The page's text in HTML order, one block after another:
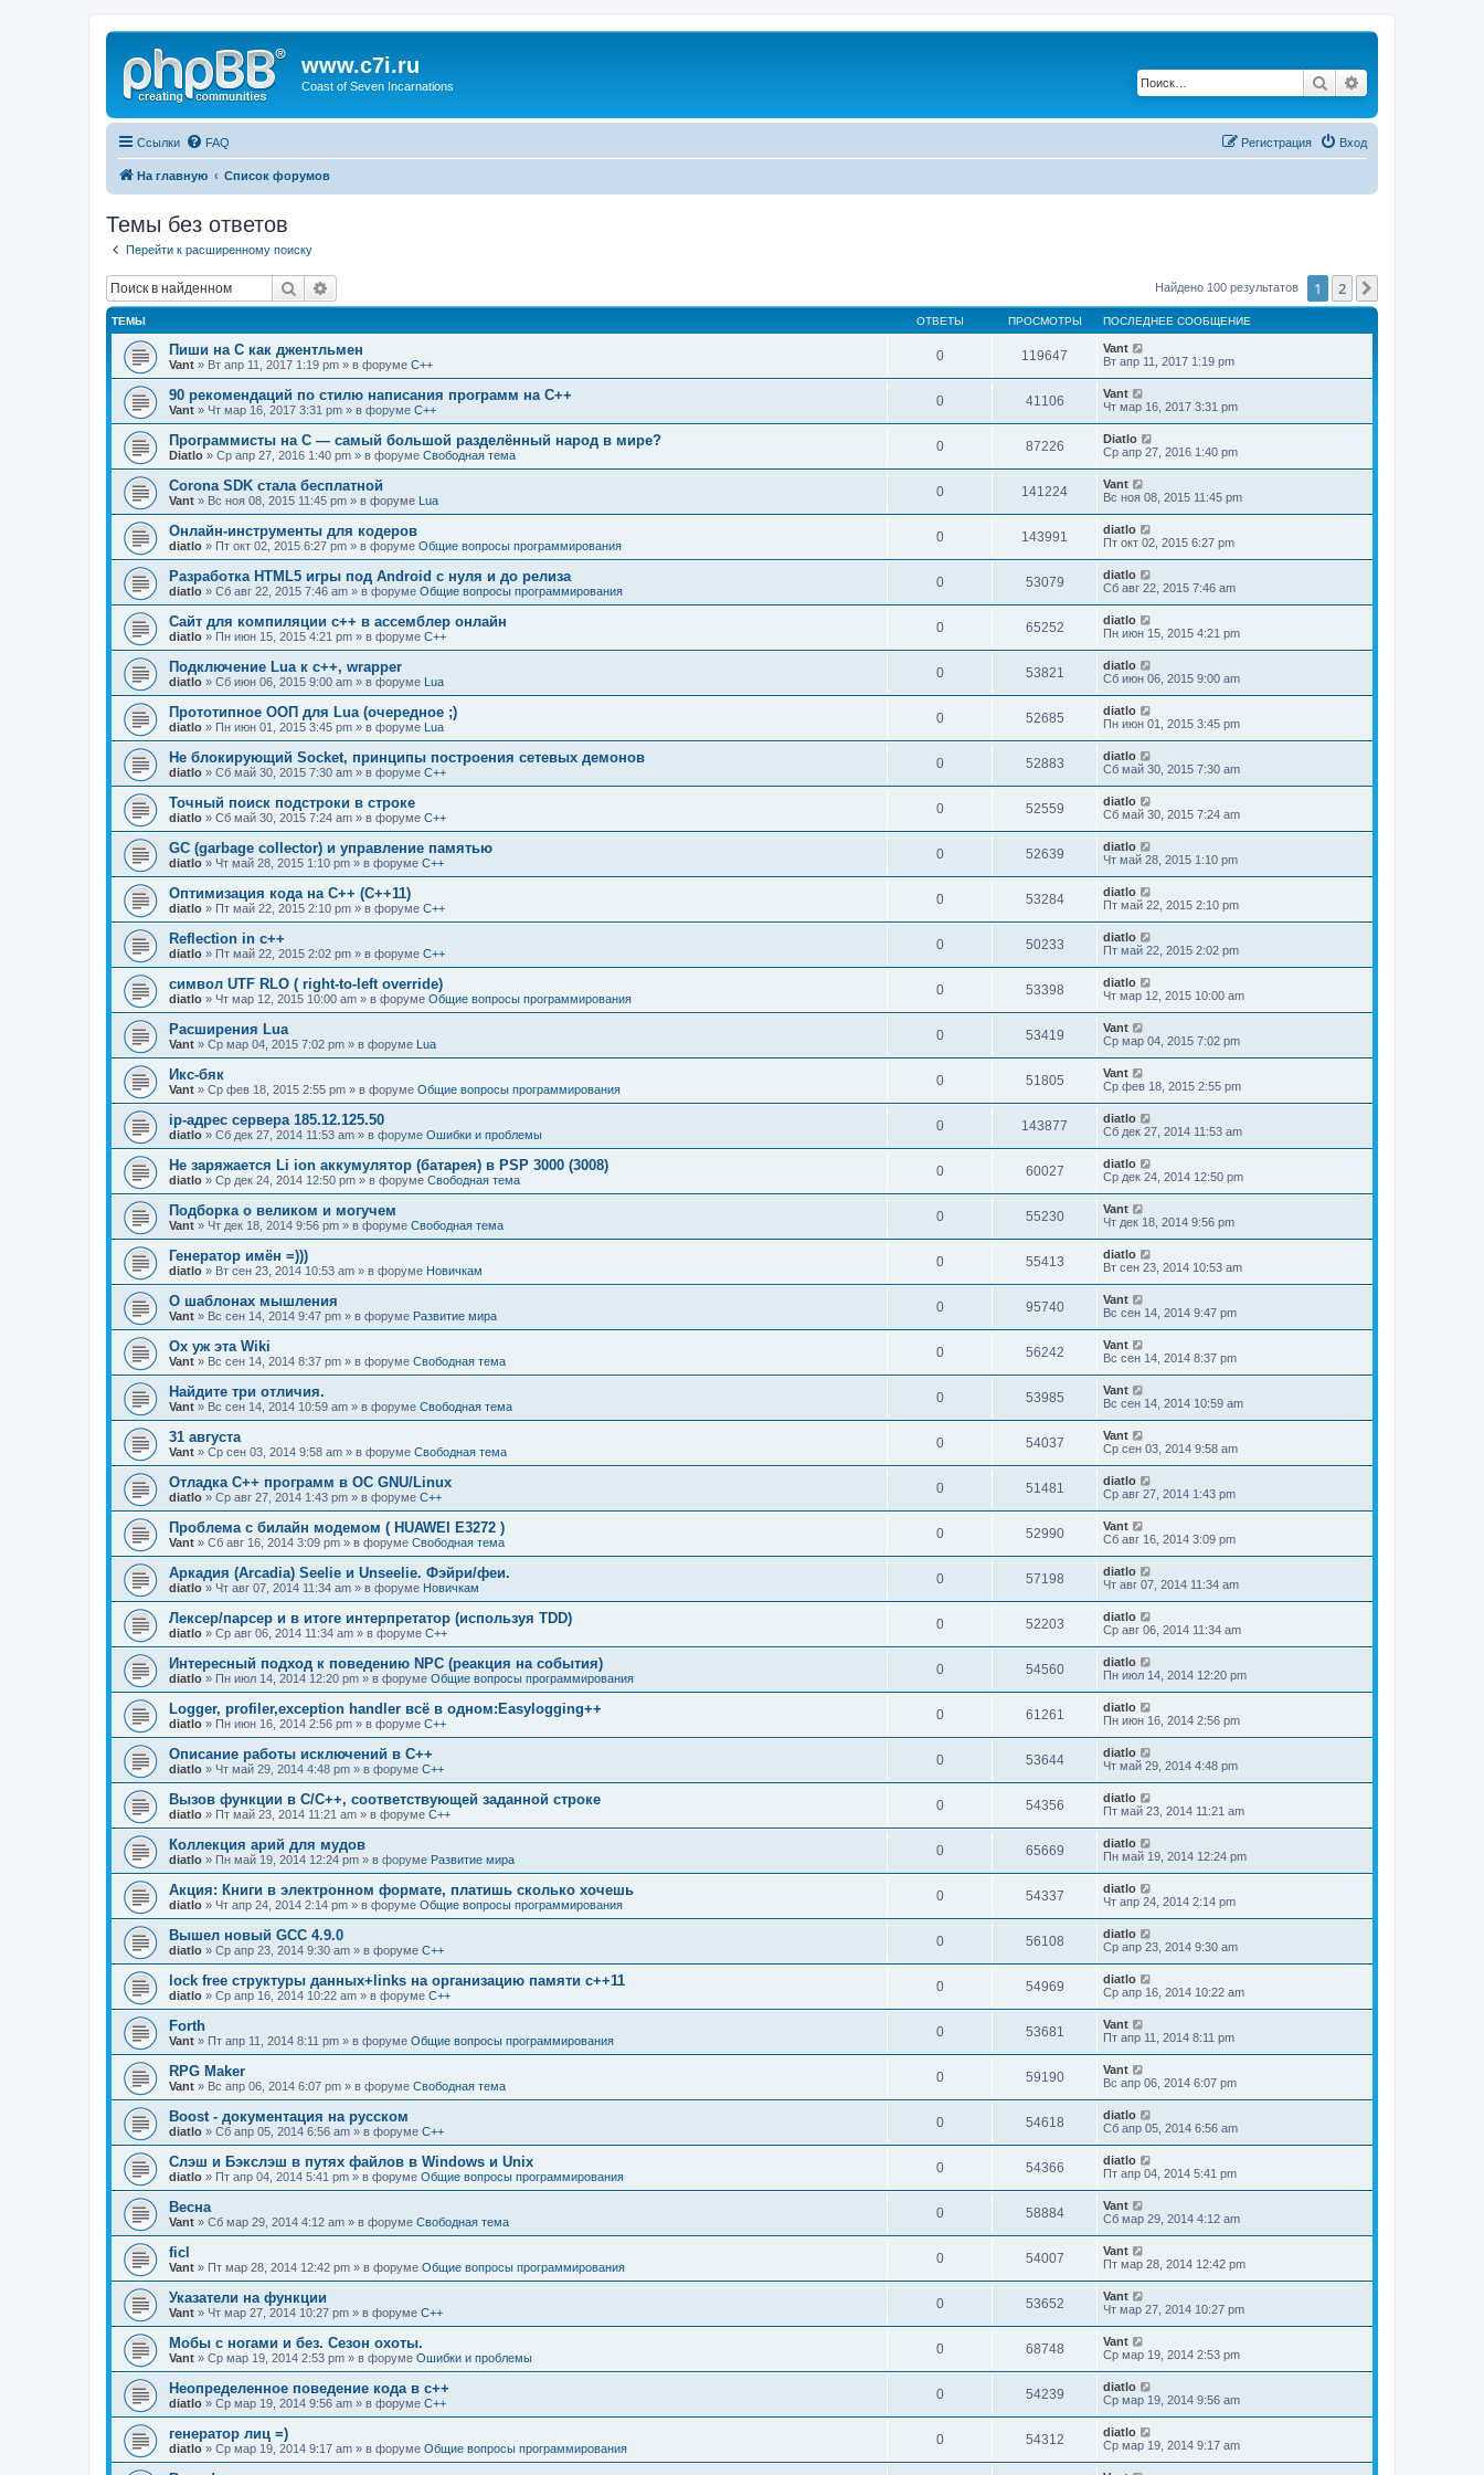
www.c7i.ru
Coast of Seven Incarnations Поиск
Ссылки FAQ Вход
Регистрация
На главную Список форумов
Темы без ответов
Перейти к расширенному поиску
Поиск Найдено 100 результатов 1 2
ТЕМЫ ОТВЕТЫ ПРОСМОТРЫ ПОСЛЕДНЕЕ СООБЩЕНИЕ
Пиши на C как джентльмен
Vant » Вт апр 11, 2017 1:19 pm » в форуме C++
0 119647
Vant
Вт апр 11, 2017 1:19 pm
90 рекомендаций по стилю написания программ на C++
Vant » Чт мар 16, 2017 3:31 pm » в форуме C++
0 41106
Vant
Чт мар 16, 2017 3:31 pm
Программисты на C — самый большой разделённый народ в мире?
Diatlo » Ср апр 27, 2016 1:40 pm » в форуме Свободная тема
0 87226
Diatlo
Ср апр 27, 2016 1:40 pm
Corona SDK стала бесплатной
Vant » Вс ноя 08, 2015 11:45 pm » в форуме Lua
0 141224
Vant
Вс ноя 08, 2015 11:45 pm
Онлайн-инструменты для кодеров
diatlo » Пт окт 02, 2015 6:27 pm » в форуме Общие вопросы программирования
0 143991
diatlo
Пт окт 02, 2015 6:27 pm
Разработка HTML5 игры под Android с нуля и до релиза
diatlo » Сб авг 22, 2015 7:46 am » в форуме Общие вопросы программирования
0 53079
diatlo
Сб авг 22, 2015 7:46 am
Сайт для компиляции c++ в ассемблер онлайн
diatlo » Пн июн 15, 2015 4:21 pm » в форуме C++
0 65252
diatlo
Пн июн 15, 2015 4:21 pm
Подключение Lua к c++, wrapper
diatlo » Сб июн 06, 2015 9:00 am » в форуме Lua
0 53821
diatlo
Сб июн 06, 2015 9:00 am
Прототипное ООП для Lua (очередное ;)
diatlo » Пн июн 01, 2015 3:45 pm » в форуме Lua
0 52685
diatlo
Пн июн 01, 2015 3:45 pm
Не блокирующий Socket, принципы построения сетевых демонов
diatlo » Сб май 30, 2015 7:30 am » в форуме C++
0 52883
diatlo
Сб май 30, 2015 7:30 am
Точный поиск подстроки в строке
diatlo » Сб май 30, 2015 7:24 am » в форуме C++
0 52559
diatlo
Сб май 30, 2015 7:24 am
GC (garbage collector) и управление памятью
diatlo » Чт май 28, 2015 1:10 pm » в форуме C++
0 52639
diatlo
Чт май 28, 2015 1:10 pm
Оптимизация кода на C++ (C++11)
diatlo » Пт май 22, 2015 2:10 pm » в форуме C++
0 53284
diatlo
Пт май 22, 2015 2:10 pm
Reflection in с++
diatlo » Пт май 22, 2015 2:02 pm » в форуме C++
0 50233
diatlo
Пт май 22, 2015 2:02 pm
символ UTF RLO ( right-to-left override)
diatlo » Чт мар 12, 2015 10:00 am » в форуме Общие вопросы программирования
0 53398
diatlo
Чт мар 12, 2015 10:00 am
Расширения Lua
Vant » Ср мар 04, 2015 7:02 pm » в форуме Lua
0 53419
Vant
Ср мар 04, 2015 7:02 pm
Икс-бяк
Vant » Ср фев 18, 2015 2:55 pm » в форуме Общие вопросы программирования
0 51805
Vant
Ср фев 18, 2015 2:55 pm
ip-адрес сервера 185.12.125.50
diatlo » Сб дек 27, 2014 11:53 am » в форуме Ошибки и проблемы
0 143877
diatlo
Сб дек 27, 2014 11:53 am
Не заряжается Li ion аккумулятор (батарея) в PSP 3000 (3008)
diatlo » Ср дек 24, 2014 12:50 pm » в форуме Свободная тема
0 60027
diatlo
Ср дек 24, 2014 12:50 pm
Подборка о великом и могучем
Vant » Чт дек 18, 2014 9:56 pm » в форуме Свободная тема
0 55230
Vant
Чт дек 18, 2014 9:56 pm
Генератор имён =)))
diatlo » Вт сен 23, 2014 10:53 am » в форуме Новичкам
0 55413
diatlo
Вт сен 23, 2014 10:53 am
О шаблонах мышления
Vant » Вс сен 14, 2014 9:47 pm » в форуме Развитие мира
0 95740
Vant
Вс сен 14, 2014 9:47 pm
Ох уж эта Wiki
Vant » Вс сен 14, 2014 8:37 pm » в форуме Свободная тема
0 56242
Vant
Вс сен 14, 2014 8:37 pm
Найдите три отличия.
Vant » Вс сен 14, 2014 10:59 am » в форуме Свободная тема
0 53985
Vant
Вс сен 14, 2014 10:59 am
31 августа
Vant » Ср сен 03, 2014 9:58 am » в форуме Свободная тема
0 54037
Vant
Ср сен 03, 2014 9:58 am
Отладка C++ программ в ОС GNU/Linux
diatlo » Ср авг 27, 2014 1:43 pm » в форуме C++
0 51481
diatlo
Ср авг 27, 2014 1:43 pm
Проблема с билайн модемом ( HUAWEI E3272 )
Vant » Сб авг 16, 2014 3:09 pm » в форуме Свободная тема
0 52990
Vant
Сб авг 16, 2014 3:09 pm
Аркадия (Arcadia) Seelie и Unseelie. Фэйри/феи.
diatlo » Чт авг 07, 2014 11:34 am » в форуме Новичкам
0 57198
diatlo
Чт авг 07, 2014 11:34 am
Лексер/парсер и в итоге интерпретатор (используя TDD)
diatlo » Ср авг 06, 2014 11:34 am » в форуме C++
0 52203
diatlo
Ср авг 06, 2014 11:34 am
Интересный подход к поведению NPC (реакция на события)
diatlo » Пн июл 14, 2014 12:20 pm » в форуме Общие вопросы программирования
0 54560
diatlo
Пн июл 14, 2014 12:20 pm
Logger, profiler,exception handler всё в одном:Easylogging++
diatlo » Пн июн 16, 2014 2:56 pm » в форуме C++
0 61261
diatlo
Пн июн 16, 2014 2:56 pm
Описание работы исключений в C++
diatlo » Чт май 29, 2014 4:48 pm » в форуме C++
0 53644
diatlo
Чт май 29, 2014 4:48 pm
Вызов функции в C/C++, соответствующей заданной строке
diatlo » Пт май 23, 2014 11:21 am » в форуме C++
0 54356
diatlo
Пт май 23, 2014 11:21 am
Коллекция арий для мудов
diatlo » Пн май 19, 2014 12:24 pm » в форуме Развитие мира
0 65669
diatlo
Пн май 19, 2014 12:24 pm
Акция: Книги в электронном формате, платишь сколько хочешь
diatlo » Чт апр 24, 2014 2:14 pm » в форуме Общие вопросы программирования
0 54337
diatlo
Чт апр 24, 2014 2:14 pm
Вышел новый GCC 4.9.0
diatlo » Ср апр 23, 2014 9:30 am » в форуме C++
0 56108
diatlo
Ср апр 23, 2014 9:30 am
lock free структуры данных+links на организацию памяти c++11
diatlo » Ср апр 16, 2014 10:22 am » в форуме C++
0 54969
diatlo
Ср апр 16, 2014 10:22 am
Forth
Vant » Пт апр 11, 2014 8:11 pm » в форуме Общие вопросы программирования
0 53681
Vant
Пт апр 11, 2014 8:11 pm
RPG Maker
Vant » Вс апр 06, 2014 6:07 pm » в форуме Свободная тема
0 59190
Vant
Вс апр 06, 2014 6:07 pm
Boost - документация на русском
diatlo » Сб апр 05, 2014 6:56 am » в форуме C++
0 54618
diatlo
Сб апр 05, 2014 6:56 am
Слэш и Бэкслэш в путях файлов в Windows и Unix
diatlo » Пт апр 04, 2014 5:41 pm » в форуме Общие вопросы программирования
0 54366
diatlo
Пт апр 04, 2014 5:41 pm
Весна
Vant » Сб мар 29, 2014 4:12 am » в форуме Свободная тема
0 58884
Vant
Сб мар 29, 2014 4:12 am
ficl
Vant » Пт мар 28, 2014 12:42 pm » в форуме Общие вопросы программирования
0 54007
Vant
Пт мар 28, 2014 12:42 pm
Указатели на функции
Vant » Чт мар 27, 2014 10:27 pm » в форуме C++
0 53652
Vant
Чт мар 27, 2014 10:27 pm
Мобы с ногами и без. Сезон охоты.
Vant » Ср мар 19, 2014 2:53 pm » в форуме Ошибки и проблемы
0 68748
Vant
Ср мар 19, 2014 2:53 pm
Неопределенное поведение кода в c++
diatlo » Ср мар 19, 2014 9:56 am » в форуме C++
0 54239
diatlo
Ср мар 19, 2014 9:56 am
генератор лиц =)
diatlo » Ср мар 19, 2014 9:17 am » в форуме Общие вопросы программирования
0 54312
diatlo
Ср мар 19, 2014 9:17 am